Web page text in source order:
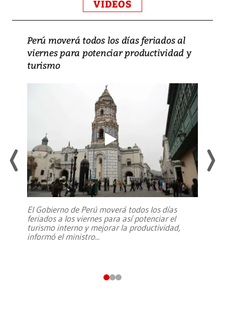
VIDEOS
Perú moverá todos los días feriados al
viernes para potenciar productividad y
turismo
El Gobierno de Perú moverá todos los días
feriados a los viernes para así potenciar el
turismo interno y mejorar la productividad,
informó el ministro...